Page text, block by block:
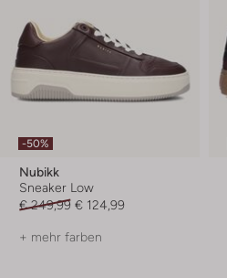
-50%
Nubikk
Sneaker Low
€ 249,99 € 124,99
+ mehr farben